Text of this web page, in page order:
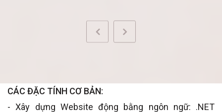
CÁC ĐẶC TÍNH CƠ BẢN:
- Xây dựng Website động bằng ngôn ngữ: .NET